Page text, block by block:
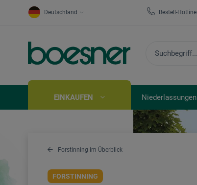
Deutschland Bestell-Hotline
EINKAUFEN Niederlassungen
Forstinning im Überblick
FORSTINNING